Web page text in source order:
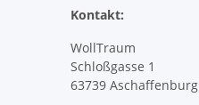
Kontakt:
WollTraum
Schloßgasse 1
63739 Aschaffenburg